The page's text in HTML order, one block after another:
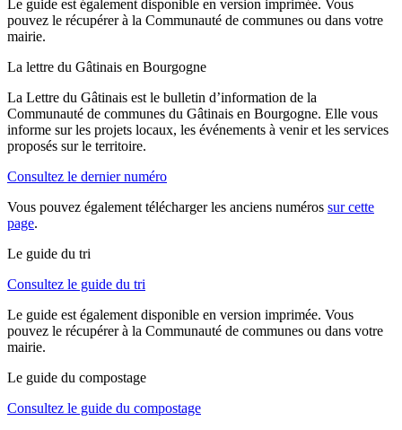
Le guide est également disponible en version imprimée. Vous
pouvez le récupérer à la Communauté de communes ou dans votre
mairie.
La lettre du Gâtinais en Bourgogne
La Lettre du Gâtinais est le bulletin d’information de la
Communauté de communes du Gâtinais en Bourgogne. Elle vous
informe sur les projets locaux, les événements à venir et les services
proposés sur le territoire.
Consultez le dernier numéro
Vous pouvez également télécharger les anciens numéros sur cette
page.
Le guide du tri
Consultez le guide du tri
Le guide est également disponible en version imprimée. Vous
pouvez le récupérer à la Communauté de communes ou dans votre
mairie.
Le guide du compostage
Consultez le guide du compostage